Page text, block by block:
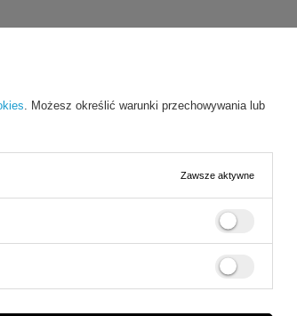
z czystej miedzi, która jest idealnym
SR chroni delikatne połączenie,
charakteryzuje się wysoką odpornością na
w przechowywaniu, chroniąc wtyczki przed
. Możesz określić warunki przechowywania lub
Zawsze aktywne